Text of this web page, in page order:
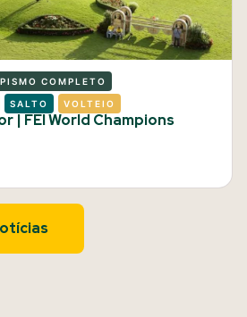
COMPLETO
SALTO VOLTEIO
| FEI World Champions